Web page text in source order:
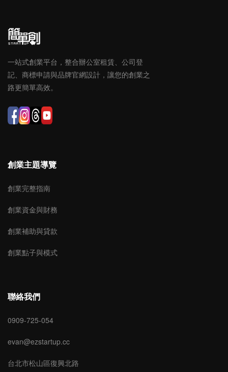
一站式創業平台，整合辦公室租賃、公司登
記、商標申請與品牌官網設計，讓您的創業之
路更簡單高效。
創業主題導覽
創業完整指南
創業資金與財務
創業補助與貸款
創業點子與模式
聯絡我們
0909-725-054
evan@ezstartup.cc
台北市松山區復興北路